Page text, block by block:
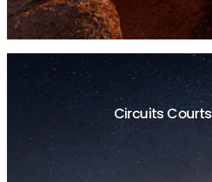
Circuits Courts